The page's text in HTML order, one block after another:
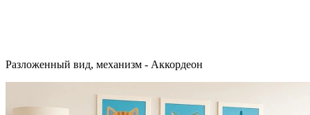
Разложенный вид, механизм - Аккордеон